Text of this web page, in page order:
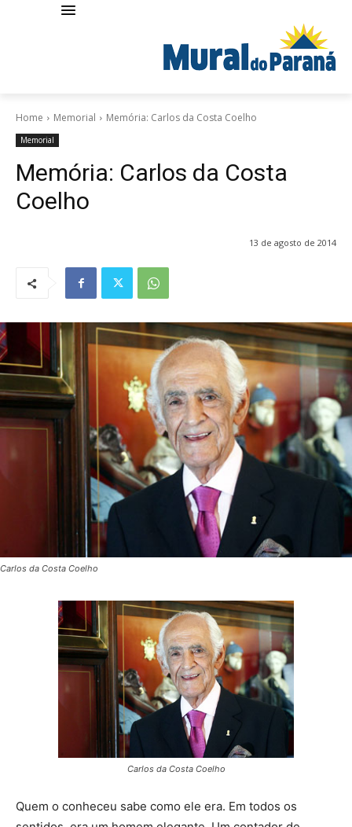
Home Memorial Memória: Carlos da Costa Coelho
Memorial
Memória: Carlos da Costa
Coelho
13 de agosto de 2014
Carlos da Costa Coelho
Carlos da Costa Coelho
Quem o conheceu sabe como ele era. Em todos os